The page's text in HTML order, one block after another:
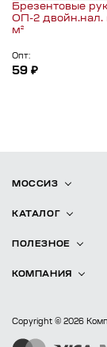
Брезентовые
ОП-2 двойн.нал.
м²
Опт:
59 ₽
МОССИЗ
КАТАЛОГ
ПОЛЕЗНОЕ
КОМПАНИЯ
Copyright © 2026